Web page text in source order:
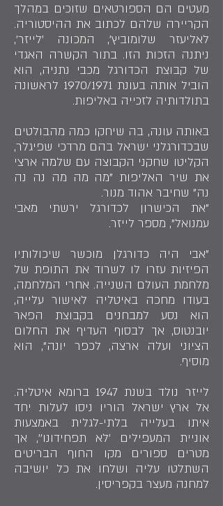
מעטים הם הספורטאים שזוכים במהלך
הקריירה שלהם לכתוב את ההיסטוריה.
לאליעזר שלומוביץ', המכונה 'לייזר',
ניתנה הזכות הזו. בתור הקשרה האגדי
של קבוצת הכדורגל מכבי נתניה, הוא
הוביל אותה בעונת 1970/1971 לראשונה
בתולדותיה לזכייה באליפות.
באותה עונה, בה שיחקו כמה מהבולטים
שבכדורגלני ישראל בהם מרדכי שפיגלר,
הקליטו שחקני הקבוצה עם שלמה ארצי
את שיר האליפות "מה מה מה נה נה
נה" שחיבר אהוד מנור.
"את הכישרון לכדורגל ירשתי מאבי
עמנואל", מספר לייזר.
"אבי היה כדורגלן מוכשר שיכולותיו
הפיזיות עזרו לו לשרוד את התופת של
מלחמת העולם השנייה. אחרי המלחמה,
בעודו מחכה באיטליה לאישור עלייה,
הוא נסע למבחנים בקבוצת הפאר
יובנטוס, אך לבסוף העדיף את החלום
הציוני ועלה ארצה, לכפר יונה", הוא
מוסיף.
לייזר נולד בשנת 1947 ברומא איטליה.
אל ארץ ישראל הוריו ניסו לעלות יחד
איתו בעלייה בלתי-לגלית באמצעות
אוניית המעפילים 'לא תפחידונו'', אך
מטרים ספורים מקו החוף הבריטים
השתלטו עליה ושלחו את כל יושיבה
למחנה מעצר בקפריסין.